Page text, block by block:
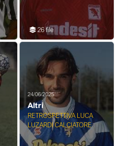
26 file
24/06/2025
Altri
RETROSPETTIVA LUCA
LUZARDI CALCIATORE